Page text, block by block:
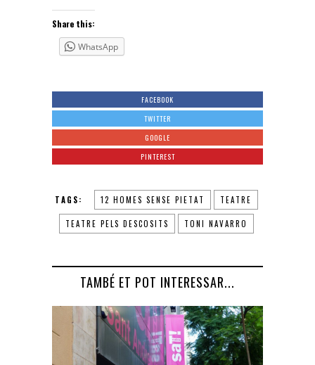
Share this:
WhatsApp
FACEBOOK
TWITTER
GOOGLE
PINTEREST
TAGS: 12 HOMES SENSE PIETAT TEATRE
TEATRE PELS DESCOSITS TONI NAVARRO
TAMBÉ ET POT INTERESSAR...